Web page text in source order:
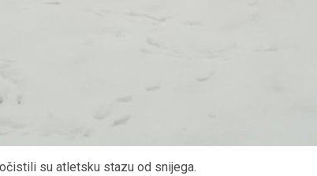
su atletsku stazu od snijega.